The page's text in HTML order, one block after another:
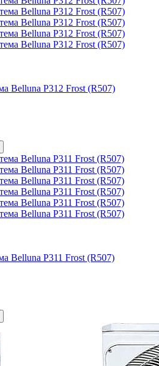
Belluna P312 Frost (R507)
Belluna P311 Frost (R507)